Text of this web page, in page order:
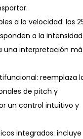
a la velocidad: las
a la intensidad
una interpretación
reemplaza
de pitch y
un control intuitivo y
integrados: incluye